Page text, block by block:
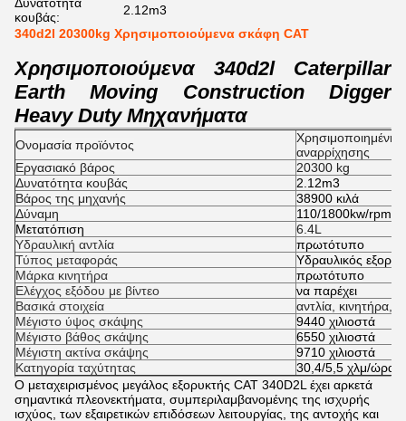
κουβάς:
2.12m3
340d2l 20300kg Χρησιμοποιούμενα σκάφη CAT
Χρησιμοποιούμενα 340d2l Caterpillar
Earth Moving Construction Digger
Heavy Duty Μηχανήματα
Ονομασία προϊόντος
Χρησιμοποιημένη
αναρρίχησης
Εργασιακό βάρος
20300 kg
Δυνατότητα κουβάς
2.12m3
Βάρος της μηχανής
38900 κιλά
Δύναμη
110/1800kw/rpm
Μετατόπιση
6.4L
Υδραυλική αντλία
πρωτότυπο
Τύπος μεταφοράς
Υδραυλικός
Μάρκα κινητήρα
πρωτότυπο
Ελέγχος εξόδου με βίντεο
να παρέχει
Βασικά στοιχεία
αντλία, κινητήρα,
Μέγιστο ύψος σκάψης
9440 χιλιοστά
Μέγιστο βάθος σκάψης
6550 χιλιοστά
Μέγιστη ακτίνα σκάψης
9710 χιλιοστά
Κατηγορία ταχύτητας
30,4/5,5 χλμ/ώρα
Ο μεταχειρισμένος μεγάλος εξορυκτής CAT 340D2L έχει αρκετά
σημαντικά πλεονεκτήματα, συμπεριλαμβανομένης της ισχυρής
ισχύος, των εξαιρετικών επιδόσεων λειτουργίας, της αντοχής και